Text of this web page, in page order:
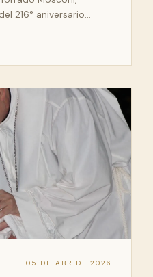
216° aniversario…
05 DE ABR DE 2026